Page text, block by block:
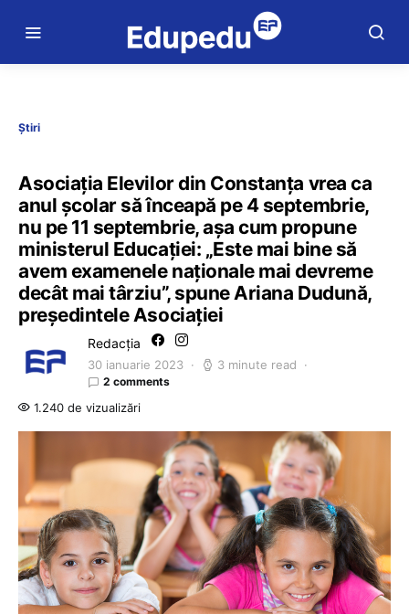
Știri
Asociația Elevilor din Constanța vrea ca
anul școlar să înceapă pe 4 septembrie,
nu pe 11 septembrie, așa cum propune
ministerul Educației: „Este mai bine să
avem examenele naționale mai devreme
decât mai târziu”, spune Ariana Dudună,
președintele Asociației
Redacția
30 ianuarie 2023 3 minute read
2 comments
1.240 de vizualizări